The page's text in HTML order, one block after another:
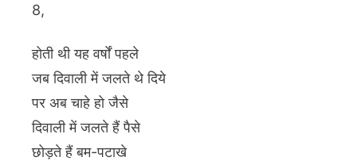
8,
होती थी यह वर्षों पहले
जब दिवाली में जलते थे दिये
पर अब चाहे हो जैसे
दिवाली में जलते हैं पैसे
छोड़ते हैं बम-पटाखे